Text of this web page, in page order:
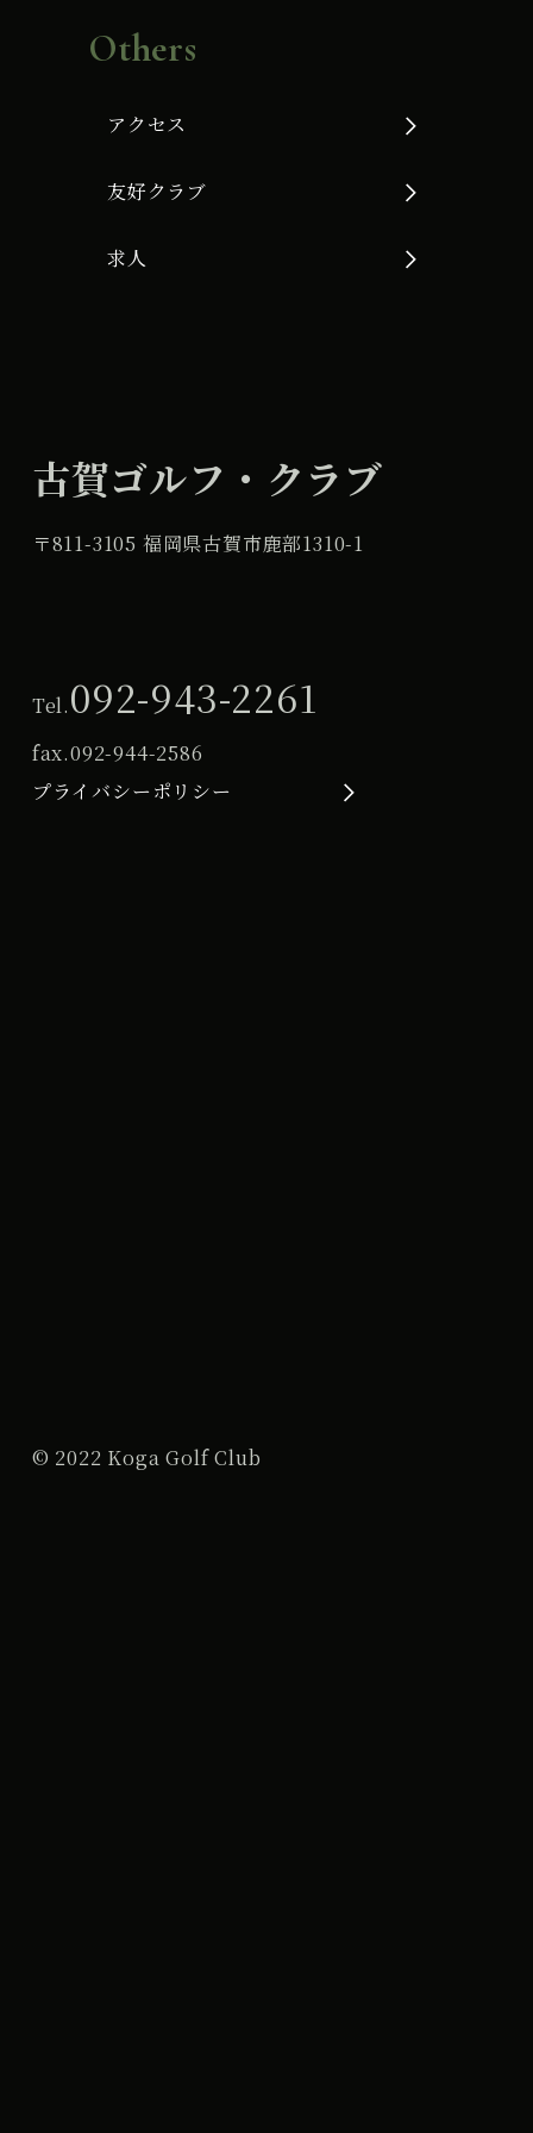
Others
アクセス
友好クラブ
求人
古賀ゴルフ・クラブ
〒811-3105 福岡県古賀市鹿部1310-1
Tel.092-943-2261
fax.092-944-2586
プライバシーポリシー
© 2022 Koga Golf Club